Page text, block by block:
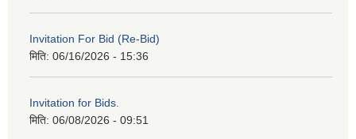
Invitation For Bid (Re-Bid)
मिति: 06/16/2026 - 15:36
Invitation for Bids.
मिति: 06/08/2026 - 09:51